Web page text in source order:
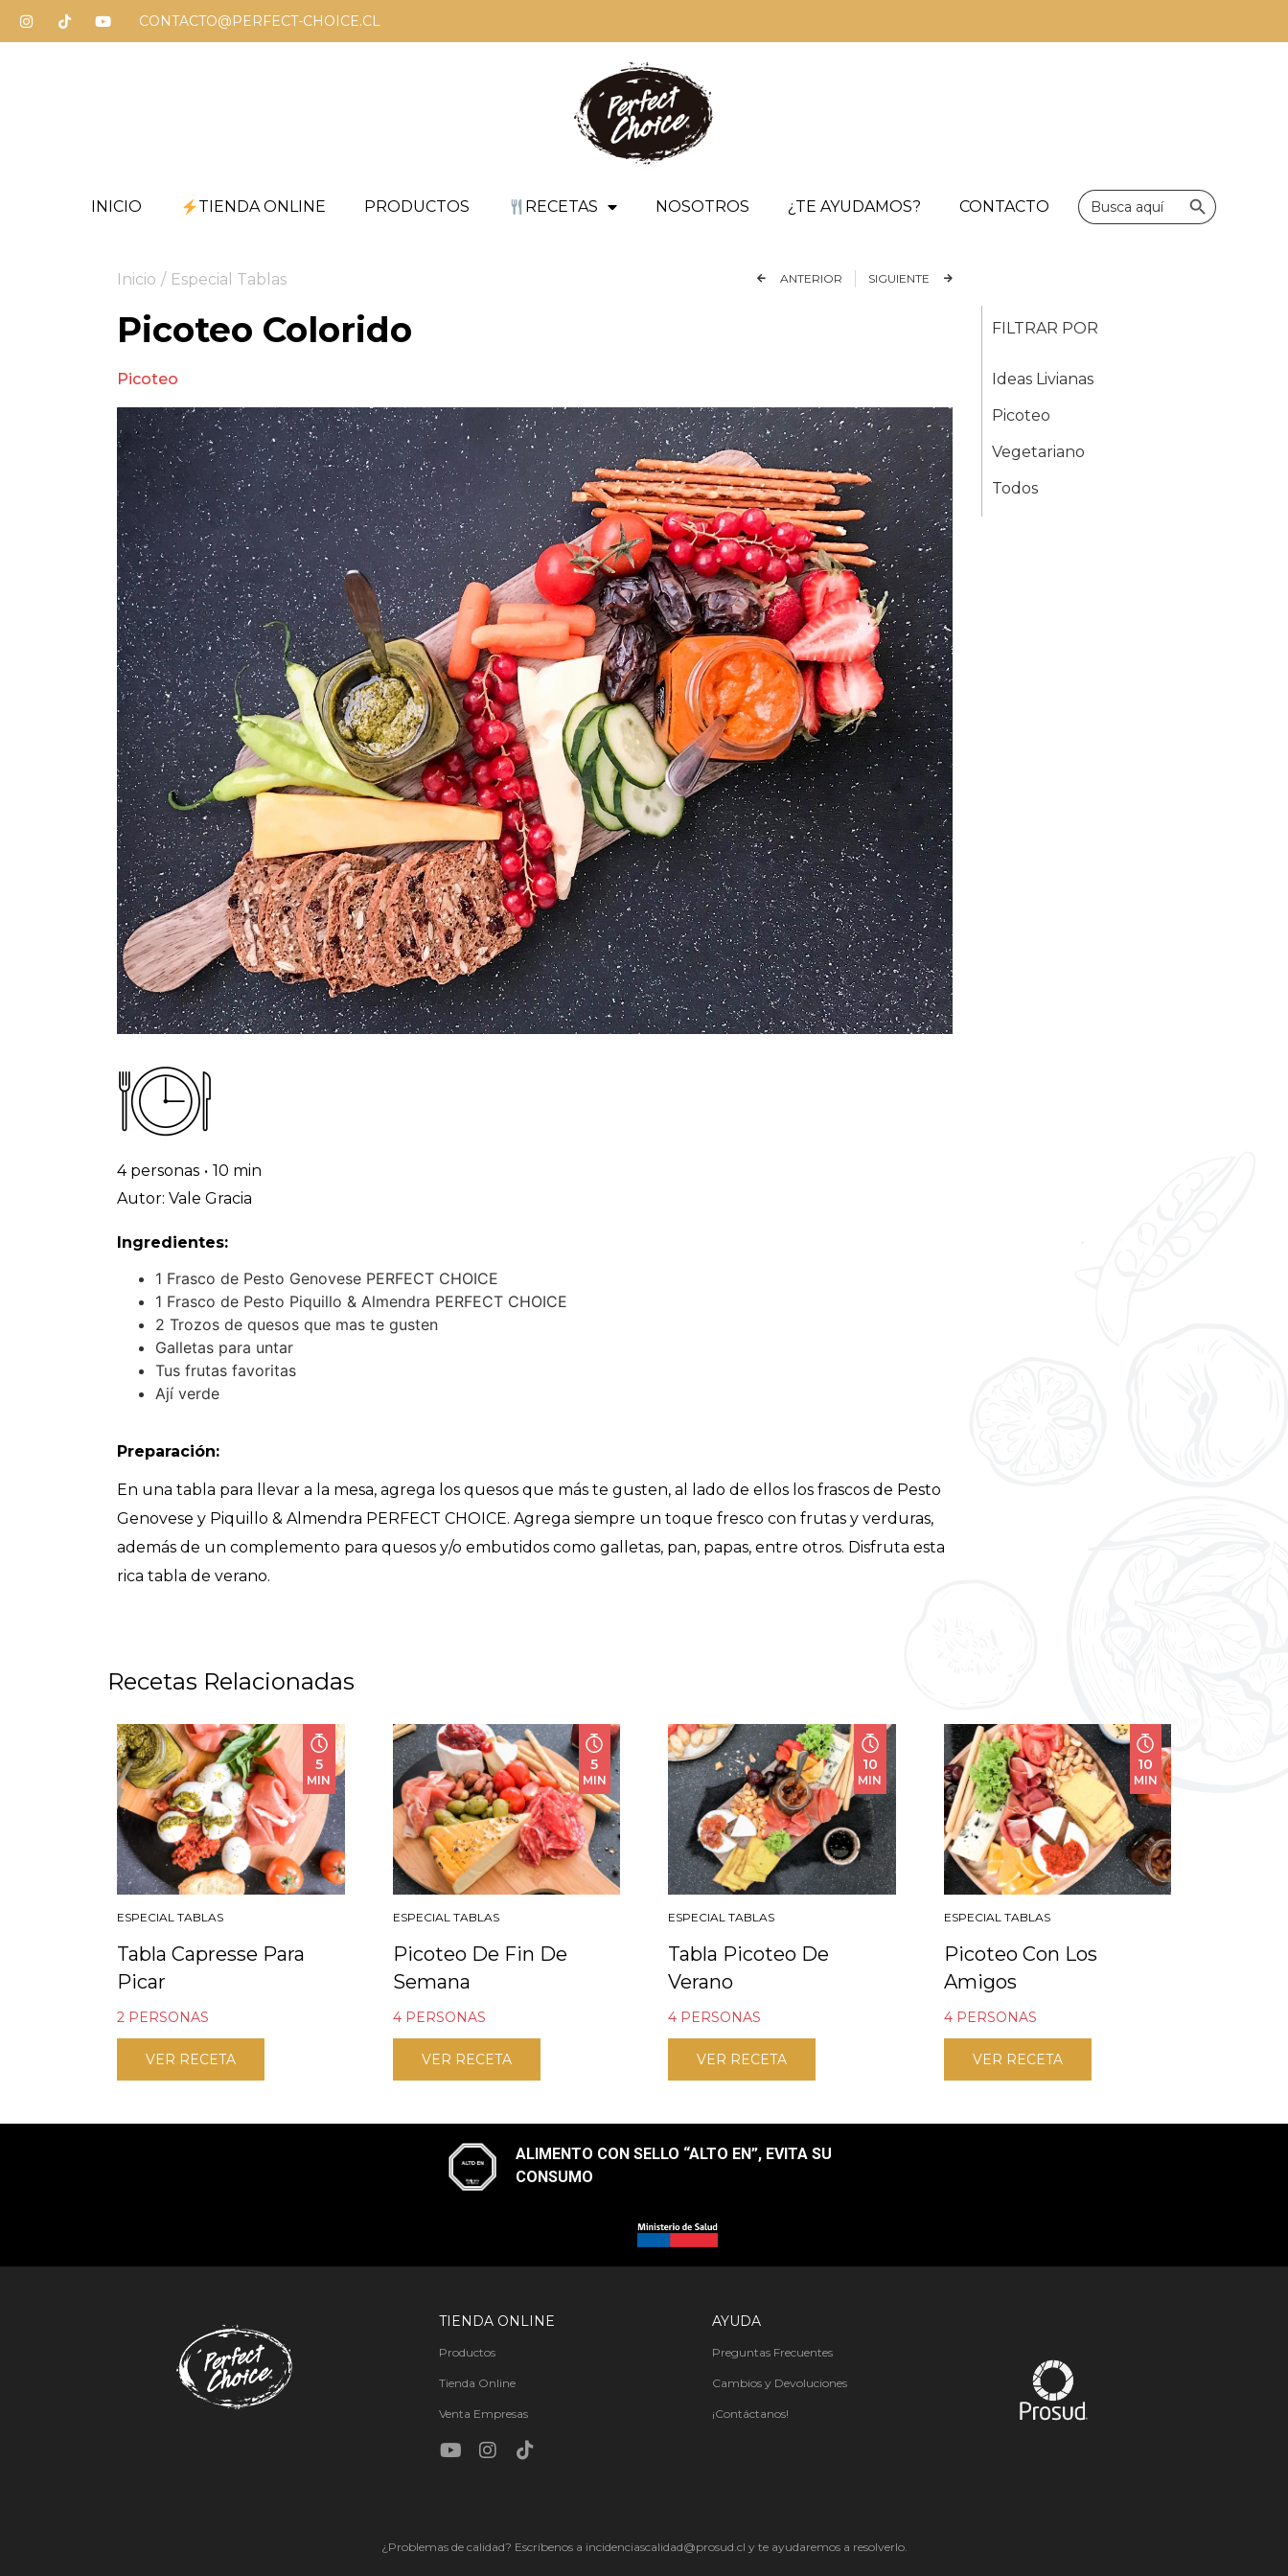
CONTACTO@PERFECT-CHOICE.CL
INICIO TIENDA ONLINE PRODUCTOS RECETAS NOSOTROS ¿TE AYUDAMOS? CONTACTO
Buscar: Botón de
Inicio / Especial Tablas ANTERIOR SIGUIENTE
Picoteo Colorido
Picoteo
4 personas • 10 min
Autor: Vale Gracia
Ingredientes:
1 Frasco de Pesto Genovese PERFECT CHOICE
1 Frasco de Pesto Piquillo & Almendra PERFECT CHOICE
2 Trozos de quesos que mas te gusten
Galletas para untar
Tus frutas favoritas
Ají verde
Preparación:
En una tabla para llevar a la mesa, agrega los quesos que más te gusten, al lado de ellos los frascos de Pesto
Genovese y Piquillo & Almendra PERFECT CHOICE. Agrega siempre un toque fresco con frutas y verduras,
además de un complemento para quesos y/o embutidos como galletas, pan, papas, entre otros. Disfruta esta
rica tabla de verano.
FILTRAR POR
Ideas Livianas
Picoteo
Vegetariano
Todos
Recetas Relacionadas
5
MIN
ESPECIAL TABLAS
Tabla Capresse Para
Picar
2 PERSONAS
VER RECETA
5
MIN
ESPECIAL TABLAS
Picoteo De Fin De
Semana
4 PERSONAS
VER RECETA
10
MIN
ESPECIAL TABLAS
Tabla Picoteo De
Verano
4 PERSONAS
VER RECETA
10
MIN
ESPECIAL TABLAS
Picoteo Con Los
Amigos
4 PERSONAS
VER RECETA
ALIMENTO CON SELLO “ALTO EN”, EVITA SU
CONSUMO​
TIENDA ONLINE
Productos
Tienda Online
Venta Empresas
AYUDA
Preguntas Frecuentes
Cambios y Devoluciones
¡Contáctanos!
¿Problemas de calidad? Escríbenos a incidenciascalidad@prosud.cl y te ayudaremos a resolverlo.